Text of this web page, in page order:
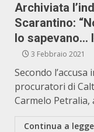
Archiviata
Scarantino:
lo sapevano…
3 Febbraio 2021
Secondo
procuratori di
Carmelo Petralia,
Continua a